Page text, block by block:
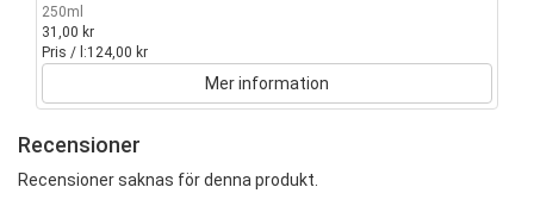
250ml
31,00 kr
Pris / l:124,00 kr
Mer information
Recensioner
Recensioner saknas för denna produkt.